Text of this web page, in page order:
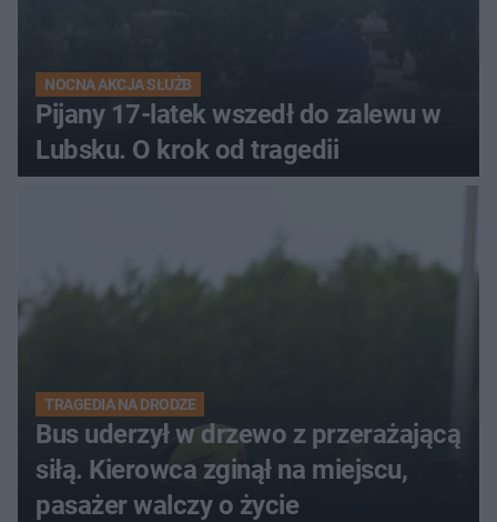
NOCNA AKCJA SŁUŻB
Pijany 17-latek wszedł do zalewu w
Lubsku. O krok od tragedii
TRAGEDIA NA DRODZE
Bus uderzył w drzewo z przerażającą
siłą. Kierowca zginął na miejscu,
pasażer walczy o życie